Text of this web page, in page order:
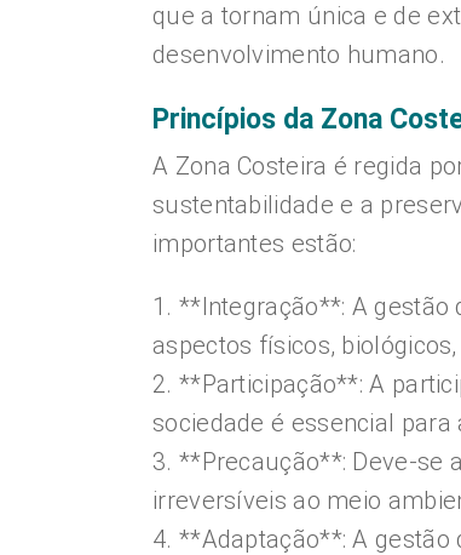
que a tornam única e de
desenvolvimento humano.
Princípios da Zona
A Zona Costeira é regida
sustentabilidade e a
importantes estão:
1. **Integração**: A gestão
aspectos físicos,
2. **Participação**: A
sociedade é essencial
3. **Precaução**: Deve-se
irreversíveis ao meio
4. **Adaptação**: A